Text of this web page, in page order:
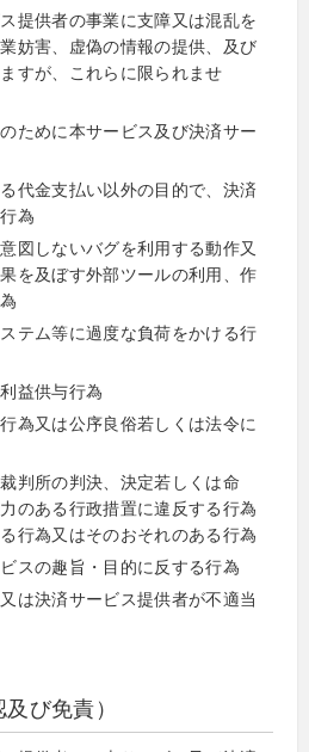
提供者の事業に支障又は混乱を
妨害、虚偽の情報の提供、及び
すが、これらに限られませ
ために本サービス及び決済サー
代金支払い以外の目的で、決済
為
図しないバグを利用する動作又
を及ぼす外部ツールの利用、作
テム等に過度な負荷をかける行
益供与行為
為又は公序良俗若しくは法令に
判所の判決、決定若しくは命
のある行政措置に違反する行為
行為又はそのおそれのある行為
スの趣旨・目的に反する行為
は決済サービス提供者が不適当
び免責）